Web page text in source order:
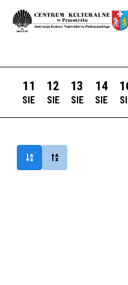
11
SIE
12
SIE
13
SIE
14
SIE